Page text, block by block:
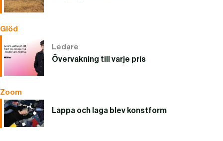
Glöd
Ledare
Övervakning till varje pris
Zoom
Lappa och laga blev konstform